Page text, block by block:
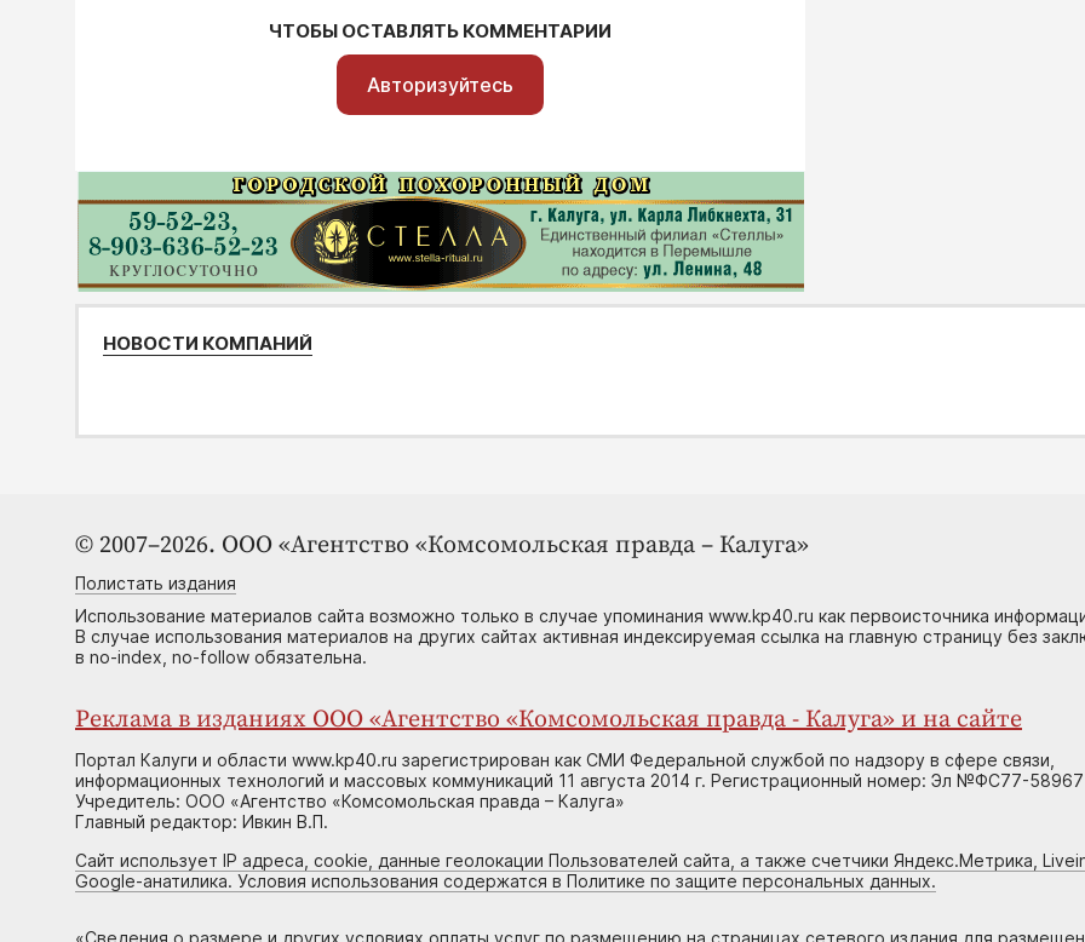
ЧТОБЫ ОСТАВЛЯТЬ КОММЕНТАРИИ
Авторизуйтесь
НОВОСТИ КОМПАНИЙ
© 2007–2026. ООО «Агентство «Комсомольская правда – Калуга»
Полистать издания
Использование материалов сайта возможно только в случае упоминания www.kp40.ru как первоисточника
В случае использования материалов на других сайтах активная индексируемая ссылка на главную страницу без
в no-index, no-follow обязательна.
Реклама в изданиях ООО «Агентство «Комсомольская правда - Калуга» и на сайте
Портал Калуги и области www.kp40.ru зарегистрирован как СМИ Федеральной службой по надзору в сфере связи,
информационных технологий и массовых коммуникаций 11 августа 2014 г. Регистрационный номер: Эл №ФС77-58967
Учредитель: ООО «Агентство «Комсомольская правда – Калуга»
Главный редактор: Ивкин В.П.
Сайт использует IP адреса, cookie, данные геолокации Пользователей сайта, а также счетчики Яндекс.Метрика,
Google-анатилика. Условия использования содержатся в Политике по защите персональных данных.
«Сведения о размере и других условиях оплаты услуг по размещению на страницах сетевого издания для